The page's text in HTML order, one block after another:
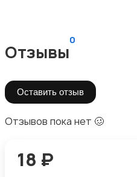
Отзывы
0
Оставить отзыв
Отзывов пока нет 🥴
18 ₽